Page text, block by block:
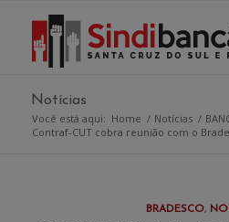
Notícias
Você está aqui: Home / Notícias /
Contraf-CUT cobra reunião com o
BRADESCO,